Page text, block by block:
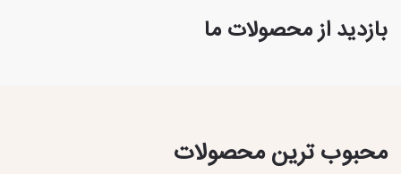
بازدید از محصولات ما
محبوب ترین محصولات